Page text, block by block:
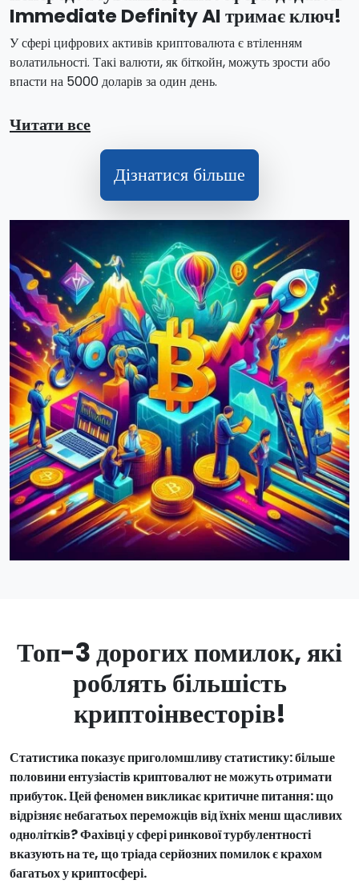
Immediate Definity AI тримає ключ!
У сфері цифрових активів криптовалюта є втіленням
волатильності. Такі валюти, як біткойн, можуть зрости або
впасти на 5000 доларів за один день.
Читати все
Дізнатися більше
Топ-3 дорогих помилок, які
роблять більшість
криптоінвесторів!
Статистика показує приголомшливу статистику: більше
половини ентузіастів криптовалют не можуть отримати
прибуток. Цей феномен викликає критичне питання: що
відрізняє небагатьох переможців від їхніх менш щасливих
однолітків? Фахівці у сфері ринкової турбулентності
вказують на те, що тріада серйозних помилок є крахом
багатьох у криптосфері.